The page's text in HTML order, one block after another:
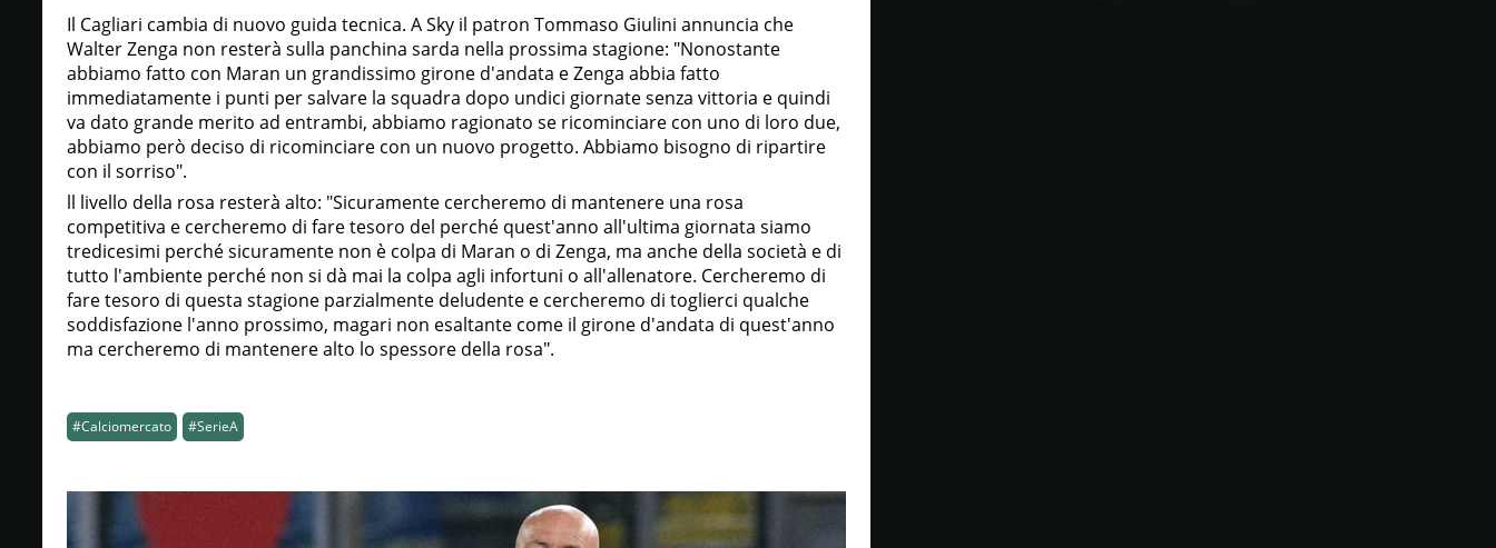
Il Cagliari cambia di nuovo guida tecnica. A Sky il patron Tommaso Giulini annuncia che
Walter Zenga non resterà sulla panchina sarda nella prossima stagione: "Nonostante
abbiamo fatto con Maran un grandissimo girone d'andata e Zenga abbia fatto
immediatamente i punti per salvare la squadra dopo undici giornate senza vittoria e quindi
va dato grande merito ad entrambi, abbiamo ragionato se ricominciare con uno di loro due,
abbiamo però deciso di ricominciare con un nuovo progetto. Abbiamo bisogno di ripartire
con il sorriso".
ll livello della rosa resterà alto: "Sicuramente cercheremo di mantenere una rosa
competitiva e cercheremo di fare tesoro del perché quest'anno all'ultima giornata siamo
tredicesimi perché sicuramente non è colpa di Maran o di Zenga, ma anche della società e di
tutto l'ambiente perché non si dà mai la colpa agli infortuni o all'allenatore. Cercheremo di
fare tesoro di questa stagione parzialmente deludente e cercheremo di toglierci qualche
soddisfazione l'anno prossimo, magari non esaltante come il girone d'andata di quest'anno
ma cercheremo di mantenere alto lo spessore della rosa".
#Calciomercato #SerieA